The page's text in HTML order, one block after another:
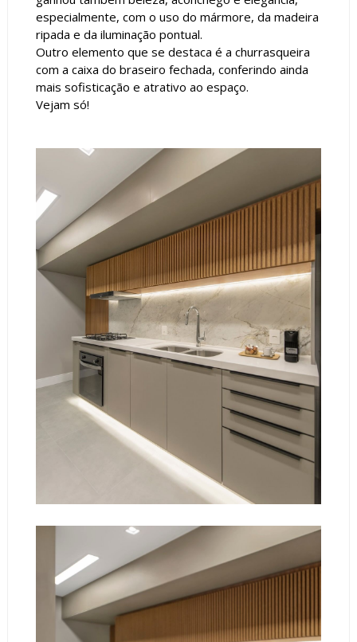
especialmente, com o uso do mármore, da madeira
ripada e da iluminação pontual.
Outro elemento que se destaca é a churrasqueira
com a caixa do braseiro fechada, conferindo ainda
mais sofisticação e atrativo ao espaço.
Vejam só!